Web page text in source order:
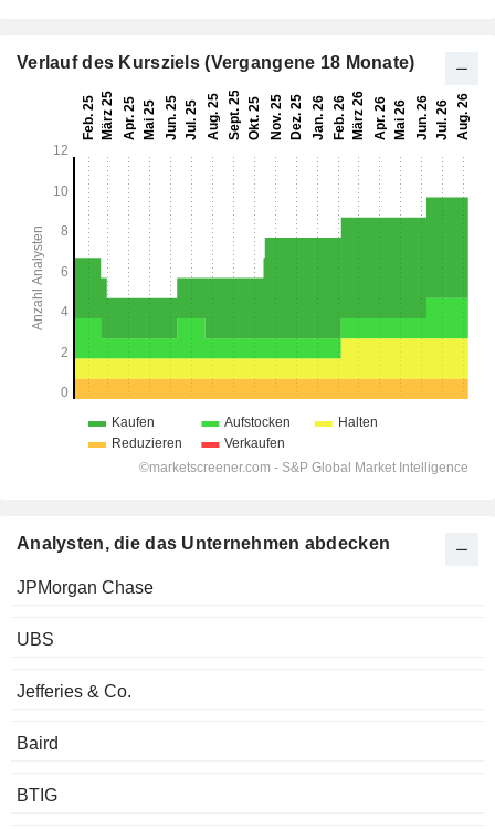
Verlauf des Kursziels (Vergangene 18 Monate)
Analysten, die das Unternehmen abdecken
JPMorgan Chase
UBS
Jefferies & Co.
Baird
BTIG